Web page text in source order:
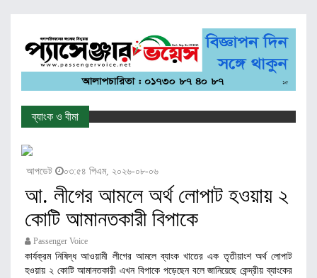
ব্যাংক ও বীমা
আপডেট ০৩:৫৪ পিএম, ২০২৬-০৮-০৬
আ. লীগের আমলে অর্থ লোপাট হওয়ায় ২
কোটি আমানতকারী বিপাকে
Passenger Voice
কার্যক্রম নিষিদ্ধ আওয়ামী লীগের আমলে ব্যাংক খাতের এক তৃতীয়াংশ অর্থ লোপাট
হওয়ায় ২ কোটি আমানতকারী এখন বিপাকে পড়েছেন বলে জানিয়েছে কেন্দ্রীয় ব্যাংকের